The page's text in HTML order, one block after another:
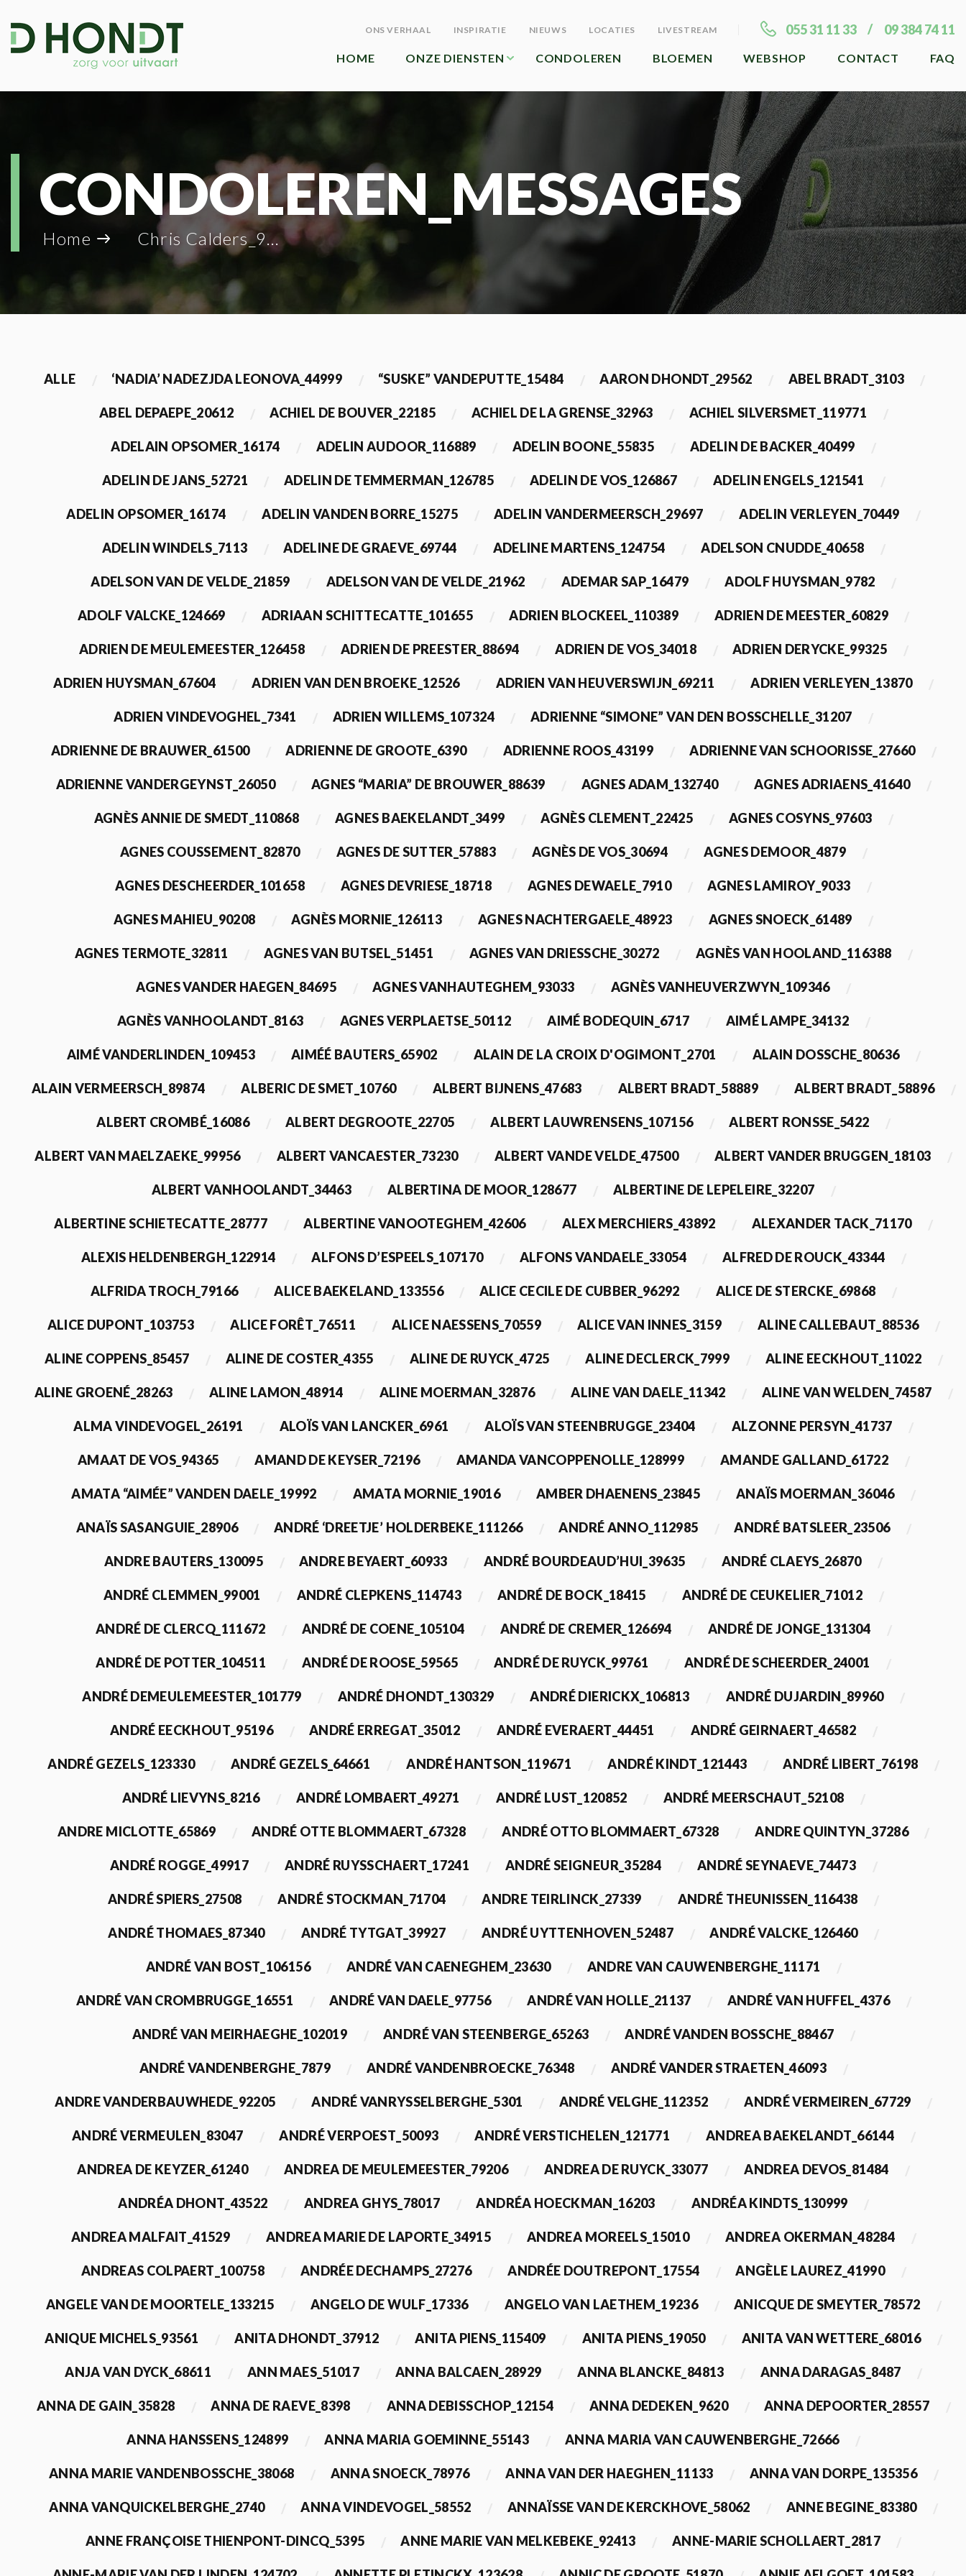
ONS VERHAAL INSPIRATIE NIEUWS LOCATIES LIVESTREAM 055 31 11 33 09 384 74 11
HOME ONZE DIENSTEN CONDOLEREN BLOEMEN WEBSHOP CONTACT FAQ
CONDOLEREN_MESSAGES
Home Chris Calders_96079
ALLE ‘NADIA’ NADEZJDA LEONOVA_44999 “SUSKE” VANDEPUTTE_15484 AARON DHONDT_29562 ABEL BRADT_3103
ABEL DEPAEPE_20612 ACHIEL DE BOUVER_22185 ACHIEL DE LA GRENSE_32963 ACHIEL SILVERSMET_119771
ADELAIN OPSOMER_16174 ADELIN AUDOOR_116889 ADELIN BOONE_55835 ADELIN DE BACKER_40499
ADELIN DE JANS_52721 ADELIN DE TEMMERMAN_126785 ADELIN DE VOS_126867 ADELIN ENGELS_121541
ADELIN OPSOMER_16174 ADELIN VANDEN BORRE_15275 ADELIN VANDERMEERSCH_29697 ADELIN VERLEYEN_70449
ADELIN WINDELS_7113 ADELINE DE GRAEVE_69744 ADELINE MARTENS_124754 ADELSON CNUDDE_40658
ADELSON VAN DE VELDE_21859 ADELSON VAN DE VELDE_21962 ADEMAR SAP_16479 ADOLF HUYSMAN_9782
ADOLF VALCKE_124669 ADRIAAN SCHITTECATTE_101655 ADRIEN BLOCKEEL_110389 ADRIEN DE MEESTER_60829
ADRIEN DE MEULEMEESTER_126458 ADRIEN DE PREESTER_88694 ADRIEN DE VOS_34018 ADRIEN DERYCKE_99325
ADRIEN HUYSMAN_67604 ADRIEN VAN DEN BROEKE_12526 ADRIEN VAN HEUVERSWIJN_69211 ADRIEN VERLEYEN_13870
ADRIEN VINDEVOGHEL_7341 ADRIEN WILLEMS_107324 ADRIENNE “SIMONE” VAN DEN BOSSCHELLE_31207
ADRIENNE DE BRAUWER_61500 ADRIENNE DE GROOTE_6390 ADRIENNE ROOS_43199 ADRIENNE VAN SCHOORISSE_27660
ADRIENNE VANDERGEYNST_26050 AGNES “MARIA” DE BROUWER_88639 AGNES ADAM_132740 AGNES ADRIAENS_41640
AGNÈS ANNIE DE SMEDT_110868 AGNES BAEKELANDT_3499 AGNÈS CLEMENT_22425 AGNES COSYNS_97603
AGNES COUSSEMENT_82870 AGNES DE SUTTER_57883 AGNÈS DE VOS_30694 AGNES DEMOOR_4879
AGNES DESCHEERDER_101658 AGNES DEVRIESE_18718 AGNES DEWAELE_7910 AGNES LAMIROY_9033
AGNES MAHIEU_90208 AGNÈS MORNIE_126113 AGNES NACHTERGAELE_48923 AGNES SNOECK_61489
AGNES TERMOTE_32811 AGNES VAN BUTSEL_51451 AGNES VAN DRIESSCHE_30272 AGNÈS VAN HOOLAND_116388
AGNES VANDER HAEGEN_84695 AGNES VANHAUTEGHEM_93033 AGNÈS VANHEUVERZWYN_109346
AGNÈS VANHOOLANDT_8163 AGNES VERPLAETSE_50112 AIMÉ BODEQUIN_6717 AIMÉ LAMPE_34132
AIMÉ VANDERLINDEN_109453 AIMÉÉ BAUTERS_65902 ALAIN DE LA CROIX D'OGIMONT_2701 ALAIN DOSSCHE_80636
ALAIN VERMEERSCH_89874 ALBERIC DE SMET_10760 ALBERT BIJNENS_47683 ALBERT BRADT_58889 ALBERT BRADT_58896
ALBERT CROMBÉ_16086 ALBERT DEGROOTE_22705 ALBERT LAUWRENSENS_107156 ALBERT RONSSE_5422
ALBERT VAN MAELZAEKE_99956 ALBERT VANCAESTER_73230 ALBERT VANDE VELDE_47500 ALBERT VANDER BRUGGEN_18103
ALBERT VANHOOLANDT_34463 ALBERTINA DE MOOR_128677 ALBERTINE DE LEPELEIRE_32207
ALBERTINE SCHIETECATTE_28777 ALBERTINE VANOOTEGHEM_42606 ALEX MERCHIERS_43892 ALEXANDER TACK_71170
ALEXIS HELDENBERGH_122914 ALFONS D’ESPEELS_107170 ALFONS VANDAELE_33054 ALFRED DE ROUCK_43344
ALFRIDA TROCH_79166 ALICE BAEKELAND_133556 ALICE CECILE DE CUBBER_96292 ALICE DE STERCKE_69868
ALICE DUPONT_103753 ALICE FORÊT_76511 ALICE NAESSENS_70559 ALICE VAN INNES_3159 ALINE CALLEBAUT_88536
ALINE COPPENS_85457 ALINE DE COSTER_4355 ALINE DE RUYCK_4725 ALINE DECLERCK_7999 ALINE EECKHOUT_11022
ALINE GROENÉ_28263 ALINE LAMON_48914 ALINE MOERMAN_32876 ALINE VAN DAELE_11342 ALINE VAN WELDEN_74587
ALMA VINDEVOGEL_26191 ALOÏS VAN LANCKER_6961 ALOÏS VAN STEENBRUGGE_23404 ALZONNE PERSYN_41737
AMAAT DE VOS_94365 AMAND DE KEYSER_72196 AMANDA VANCOPPENOLLE_128999 AMANDE GALLAND_61722
AMATA “AIMÉE” VANDEN DAELE_19992 AMATA MORNIE_19016 AMBER DHAENENS_23845 ANAÏS MOERMAN_36046
ANAÏS SASANGUIE_28906 ANDRÉ ‘DREETJE’ HOLDERBEKE_111266 ANDRÉ ANNO_112985 ANDRÉ BATSLEER_23506
ANDRE BAUTERS_130095 ANDRE BEYAERT_60933 ANDRÉ BOURDEAUD’HUI_39635 ANDRÉ CLAEYS_26870
ANDRÉ CLEMMEN_99001 ANDRÉ CLEPKENS_114743 ANDRÉ DE BOCK_18415 ANDRÉ DE CEUKELIER_71012
ANDRÉ DE CLERCQ_111672 ANDRÉ DE COENE_105104 ANDRÉ DE CREMER_126694 ANDRÉ DE JONGE_131304
ANDRÉ DE POTTER_104511 ANDRÉ DE ROOSE_59565 ANDRÉ DE RUYCK_99761 ANDRÉ DE SCHEERDER_24001
ANDRÉ DEMEULEMEESTER_101779 ANDRÉ DHONDT_130329 ANDRÉ DIERICKX_106813 ANDRÉ DUJARDIN_89960
ANDRÉ EECKHOUT_95196 ANDRÉ ERREGAT_35012 ANDRÉ EVERAERT_44451 ANDRÉ GEIRNAERT_46582
ANDRÉ GEZELS_123330 ANDRÉ GEZELS_64661 ANDRÉ HANTSON_119671 ANDRÉ KINDT_121443 ANDRÉ LIBERT_76198
ANDRÉ LIEVYNS_8216 ANDRÉ LOMBAERT_49271 ANDRÉ LUST_120852 ANDRÉ MEERSCHAUT_52108
ANDRE MICLOTTE_65869 ANDRÉ OTTE BLOMMAERT_67328 ANDRÉ OTTO BLOMMAERT_67328 ANDRE QUINTYN_37286
ANDRÉ ROGGE_49917 ANDRÉ RUYSSCHAERT_17241 ANDRÉ SEIGNEUR_35284 ANDRÉ SEYNAEVE_74473
ANDRÉ SPIERS_27508 ANDRÉ STOCKMAN_71704 ANDRE TEIRLINCK_27339 ANDRÉ THEUNISSEN_116438
ANDRÉ THOMAES_87340 ANDRÉ TYTGAT_39927 ANDRÉ UYTTENHOVEN_52487 ANDRÉ VALCKE_126460
ANDRÉ VAN BOST_106156 ANDRÉ VAN CAENEGHEM_23630 ANDRE VAN CAUWENBERGHE_11171
ANDRÉ VAN CROMBRUGGE_16551 ANDRÉ VAN DAELE_97756 ANDRÉ VAN HOLLE_21137 ANDRÉ VAN HUFFEL_4376
ANDRÉ VAN MEIRHAEGHE_102019 ANDRÉ VAN STEENBERGE_65263 ANDRÉ VANDEN BOSSCHE_88467
ANDRÉ VANDENBERGHE_7879 ANDRÉ VANDENBROECKE_76348 ANDRÉ VANDER STRAETEN_46093
ANDRE VANDERBAUWHEDE_92205 ANDRÉ VANRYSSELBERGHE_5301 ANDRÉ VELGHE_112352 ANDRÉ VERMEIREN_67729
ANDRÉ VERMEULEN_83047 ANDRÉ VERPOEST_50093 ANDRÉ VERSTICHELEN_121771 ANDREA BAEKELANDT_66144
ANDREA DE KEYZER_61240 ANDREA DE MEULEMEESTER_79206 ANDREA DE RUYCK_33077 ANDREA DEVOS_81484
ANDRÉA DHONT_43522 ANDREA GHYS_78017 ANDRÉA HOECKMAN_16203 ANDRÉA KINDTS_130999
ANDREA MALFAIT_41529 ANDREA MARIE DE LAPORTE_34915 ANDREA MOREELS_15010 ANDREA OKERMAN_48284
ANDREAS COLPAERT_100758 ANDRÉE DECHAMPS_27276 ANDRÉE DOUTREPONT_17554 ANGÈLE LAUREZ_41990
ANGELE VAN DE MOORTELE_133215 ANGELO DE WULF_17336 ANGELO VAN LAETHEM_19236 ANICQUE DE SMEYTER_78572
ANIQUE MICHELS_93561 ANITA DHONDT_37912 ANITA PIENS_115409 ANITA PIENS_19050 ANITA VAN WETTERE_68016
ANJA VAN DYCK_68611 ANN MAES_51017 ANNA BALCAEN_28929 ANNA BLANCKE_84813 ANNA DARAGAS_8487
ANNA DE GAIN_35828 ANNA DE RAEVE_8398 ANNA DEBISSCHOP_12154 ANNA DEDEKEN_9620 ANNA DEPOORTER_28557
ANNA HANSSENS_124899 ANNA MARIA GOEMINNE_55143 ANNA MARIA VAN CAUWENBERGHE_72666
ANNA MARIE VANDENBOSSCHE_38068 ANNA SNOECK_78976 ANNA VAN DER HAEGHEN_11133 ANNA VAN DORPE_135356
ANNA VANQUICKELBERGHE_2740 ANNA VINDEVOGEL_58552 ANNAÏSSE VAN DE KERCKHOVE_58062 ANNE BEGINE_83380
ANNE FRANÇOISE THIENPONT-DINCQ_5395 ANNE MARIE VAN MELKEBEKE_92413 ANNE-MARIE SCHOLLAERT_2817